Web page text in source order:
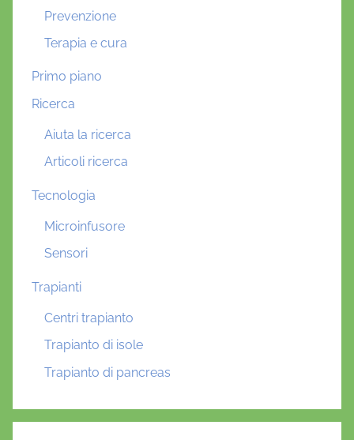
Prevenzione
Terapia e cura
Primo piano
Ricerca
Aiuta la ricerca
Articoli ricerca
Tecnologia
Microinfusore
Sensori
Trapianti
Centri trapianto
Trapianto di isole
Trapianto di pancreas